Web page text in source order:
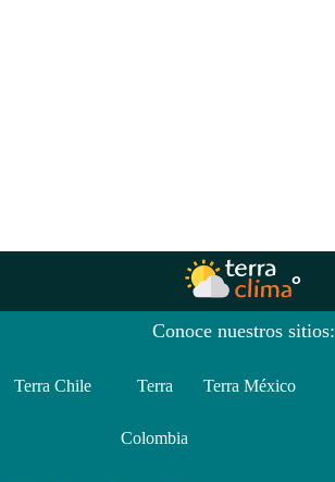
Conoce nuestros sitios:
Terra Chile Terra
Colombia
Terra México